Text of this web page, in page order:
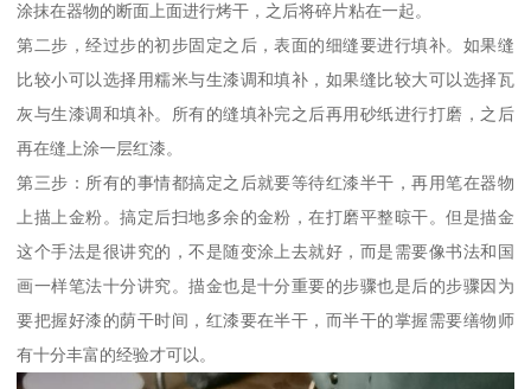
涂抹在器物的断面上面进行烤干，之后将碎片粘在一起。
第二步，经过步的初步固定之后，表面的细缝要进行填补。如果缝
比较小可以选择用糯米与生漆调和填补，如果缝比较大可以选择瓦
灰与生漆调和填补。所有的缝填补完之后再用砂纸进行打磨，之后
再在缝上涂一层红漆。
第三步：所有的事情都搞定之后就要等待红漆半干，再用笔在器物
上描上金粉。搞定后扫地多余的金粉，在打磨平整晾干。但是描金
这个手法是很讲究的，不是随变涂上去就好，而是需要像书法和国
画一样笔法十分讲究。描金也是十分重要的步骤也是后的步骤因为
要把握好漆的荫干时间，红漆要在半干，而半干的掌握需要缮物师
有十分丰富的经验才可以。